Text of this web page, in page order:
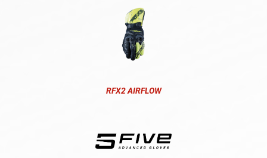
RFX2 AIRFLOW